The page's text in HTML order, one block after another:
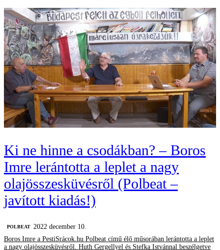
Ki ne hinne a csodákban? – Boros
Imre lerántotta a leplet a nagy
olajösszesküvésről (Polbeat –
javított kiadás!)
‎POLBEAT
2022 december 10.
Boros Imre a PestiSrácok.hu Polbeat című élő műsorában lerántotta a leplet
a nagy olajösszesküvésről. Huth Gergellyel és Stefka Istvánnal beszélgetve